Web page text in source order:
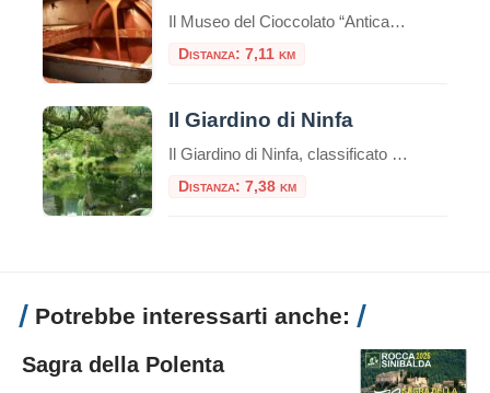
Il Museo del Cioccolato “Antica Norba” è un museo di Norma, in provincia di Latina.E’ un museo unico nel suo genere che racconta la storia del cibo universalmente considerato più “goloso”. Venne istituito nel 1995 per iniziativa di privati.La storia del Museo del Cioccolato di Norma (LT) inizia nel 1956, quando viene aperta la prima […]
Distanza: 7,11 km
Il Giardino di Ninfa
Il Giardino di Ninfa, classificato tra i primi 10 giardini più belli del mondo, è uno splendido esempio di poesia e di architettura medievale.Circondato dalla natura, da mura e torri, da chiese, monasteri e villaggi, il giardino di Ninfa copre una superficie di circa 105 ettari. Il giardino si trova ai piedi dei monti Lepini, […]
Distanza: 7,38 km
Potrebbe interessarti anche:
Sagra della Polenta